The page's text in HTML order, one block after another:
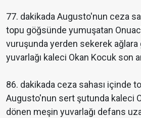
77. dakikada Augusto'nun ceza
topu göğsünde yumuşatan
vuruşunda yerden sekerek ağlara
yuvarlağı kaleci Okan Kocuk son
86. dakikada ceza sahası içinde
Augusto'nun sert şutunda kaleci
dönen meşin yuvarlağı defans